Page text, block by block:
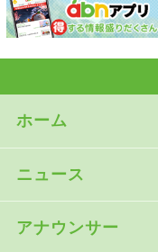
ホーム
ニュース
アナウンサー